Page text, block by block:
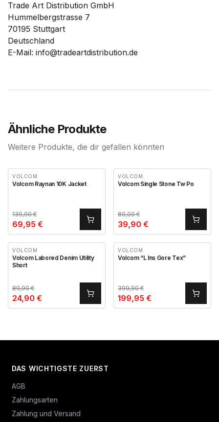
Trade Art Distribution GmbH
Hummelbergstrasse 7
70195 Stuttgart
Deutschland
E-Mail: info@tradeartdistribution.de
Ähnliche Produkte
Weitere Produkte, die dir gefallen könnten
VOLCOM
Volcom Raynan 10K Jacket
139,90€
69,95 €
VOLCOM
Volcom Single Stone Tw Po
80,00€
39,90 €
VOLCOM
Volcom Labored Denim Utility
Short
89,90€
24,90 €
VOLCOM
Volcom “L Ins Gore Tex”
399,90€
199,95 €
DAS WICHTIGSTE ZUERST
AGB
Zahlungsarten
Zahlung und Versand